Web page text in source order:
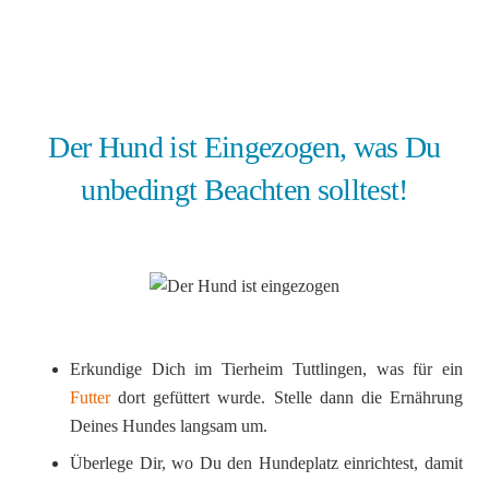
Der Hund ist Eingezogen, was Du
unbedingt Beachten solltest!
Erkundige Dich im Tierheim Tuttlingen, was für ein
Futterdort gefüttert wurde. Stelle dann die Ernährung
Deines Hundes langsam um.
Überlege Dir, wo Du den Hundeplatz einrichtest, damit